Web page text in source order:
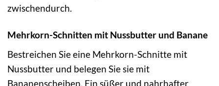
zwischendurch.
Mehrkorn-Schnitten mit Nussbutter und Banane
Bestreichen Sie eine Mehrkorn-Schnitte mit
Nussbutter und belegen Sie sie mit
Bananenscheiben. Ein süßer und nahrhafter